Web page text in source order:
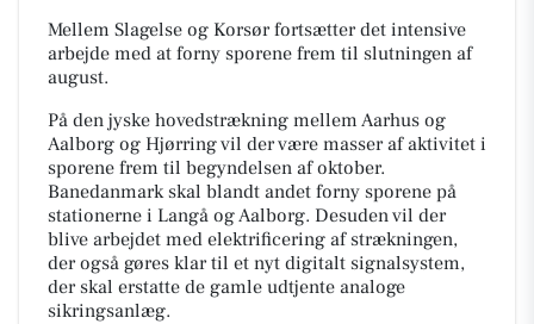
Mellem Slagelse og Korsør fortsætter det intensive
arbejde med at forny sporene frem til slutningen af
august.
På den jyske hovedstrækning mellem Aarhus og
Aalborg og Hjørring vil der være masser af aktivitet i
sporene frem til begyndelsen af oktober.
Banedanmark skal blandt andet forny sporene på
stationerne i Langå og Aalborg. Desuden vil der
blive arbejdet med elektrificering af strækningen,
der også gøres klar til et nyt digitalt signalsystem,
der skal erstatte de gamle udtjente analoge
sikringsanlæg.